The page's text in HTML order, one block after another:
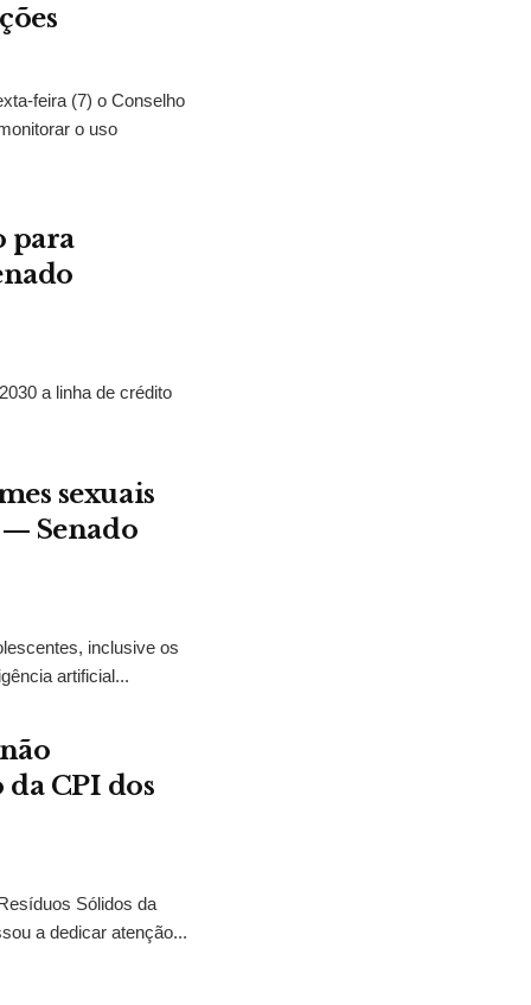
feira (7) o Conselho
o uso
para
a linha de crédito
sexuais
Senado
inclusive os
artificial...
CPI dos
Sólidos da
a dedicar atenção...